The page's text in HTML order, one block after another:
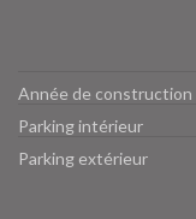
Année de construction
Parking intérieur
Parking extérieur